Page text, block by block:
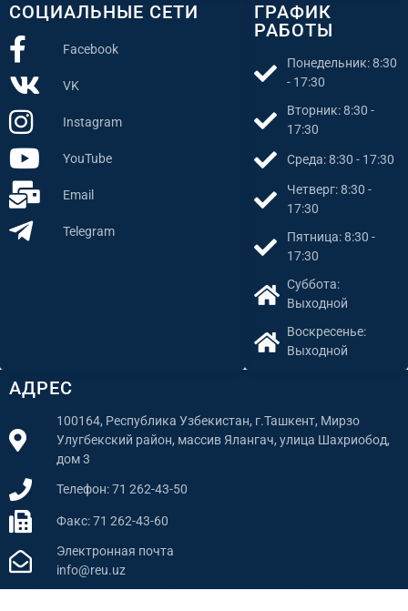
АДРЕС
100164, Республика Узбекистан, г.Ташкент, Мирзо
Улугбекский район, массив Ялангач, улица Шахриобод,
дом 3
Телефон: 71 262-43-50
Факс: 71 262-43-60
Электронная почта
info@reu.uz
ГРАФИК
РАБОТЫ
Понедельник: 8:30
- 17:30
Вторник: 8:30 -
17:30
Среда: 8:30 - 17:30
Четверг: 8:30 -
17:30
Пятница: 8:30 -
17:30
Суббота:
Выходной
Воскресенье:
Выходной
СОЦИАЛЬНЫЕ СЕТИ
Facebook
VK
Instagram
YouTube
Email
Telegram